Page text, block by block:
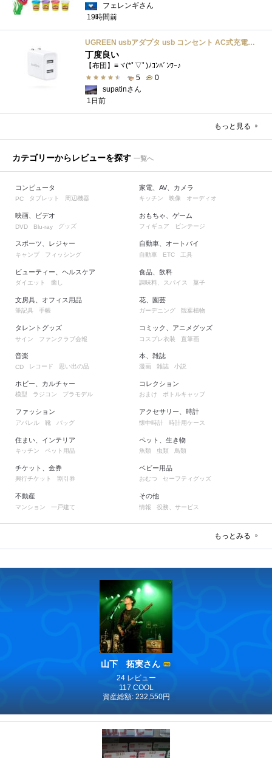
フェレンギさん
19時間前
UGREEN usbアダプタ usb コンセント AC式充電器 3.1A PSE認証済み 折りたたみ式プラグ 2ポート
丁度良い
【布団】≡ヾ(*ﾟ▽ﾟ)ﾉｺﾝﾊﾞﾝﾜｰ♪
5
0
supatinさん
1日前
もっと見る
カテゴリーからレビューを探す 一覧へ
コンピュータ
PC タブレット 周辺機器
映画、ビデオ
DVD Blu-ray グッズ
スポーツ、レジャー
キャンプ フィッシング
ビューティー、ヘルスケア
ダイエット 癒し
文房具、オフィス用品
筆記具 手帳
タレントグッズ
サイン ファンクラブ会報
家電、AV、カメラ
キッチン 映像 オーディオ
おもちゃ、ゲーム
フィギュア ビンテージ
自動車、オートバイ
自動車 ETC 工具
食品、飲料
調味料、スパイス 菓子
花、園芸
ガーデニング 観葉植物
コミック、アニメグッズ
コスプレ衣装 直筆画
音楽
CD レコード 思い出の品
ホビー、カルチャー
模型 ラジコン プラモデル
ファッション
アパレル 靴 バッグ
住まい、インテリア
キッチン ペット用品
チケット、金券
興行チケット 割引券
不動産
マンション 一戸建て
本、雑誌
漫画 雑誌 小説
コレクション
おまけ ボトルキャップ
アクセサリー、時計
懐中時計 時計用ケース
ペット、生き物
魚類 虫類 鳥類
ベビー用品
おむつ セーフティグッズ
その他
情報 役務、サービス
もっとみる
山下 拓実さん
24 レビュー
117 COOL
資産総額: 232,550円